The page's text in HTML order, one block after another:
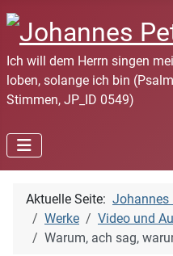
Ich will dem Herrn singen
loben, solange ich bin
Stimmen, JP_ID 0549)
Aktuelle Seite: Johannes
Werke
Video und
Warum, ach sag,